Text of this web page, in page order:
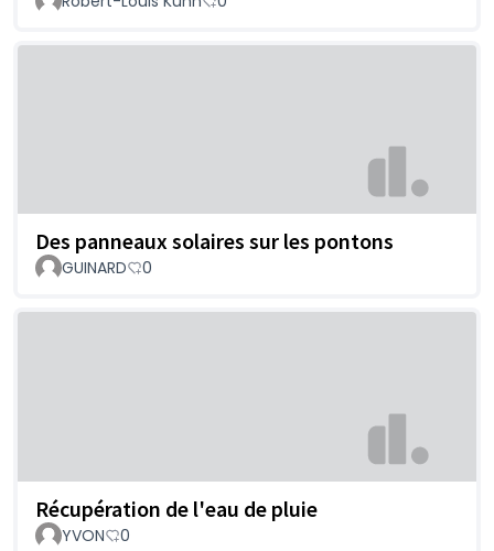
Des panneaux solaires sur les pontons
GUINARD 0
Récupération de l'eau de pluie
YVON 0